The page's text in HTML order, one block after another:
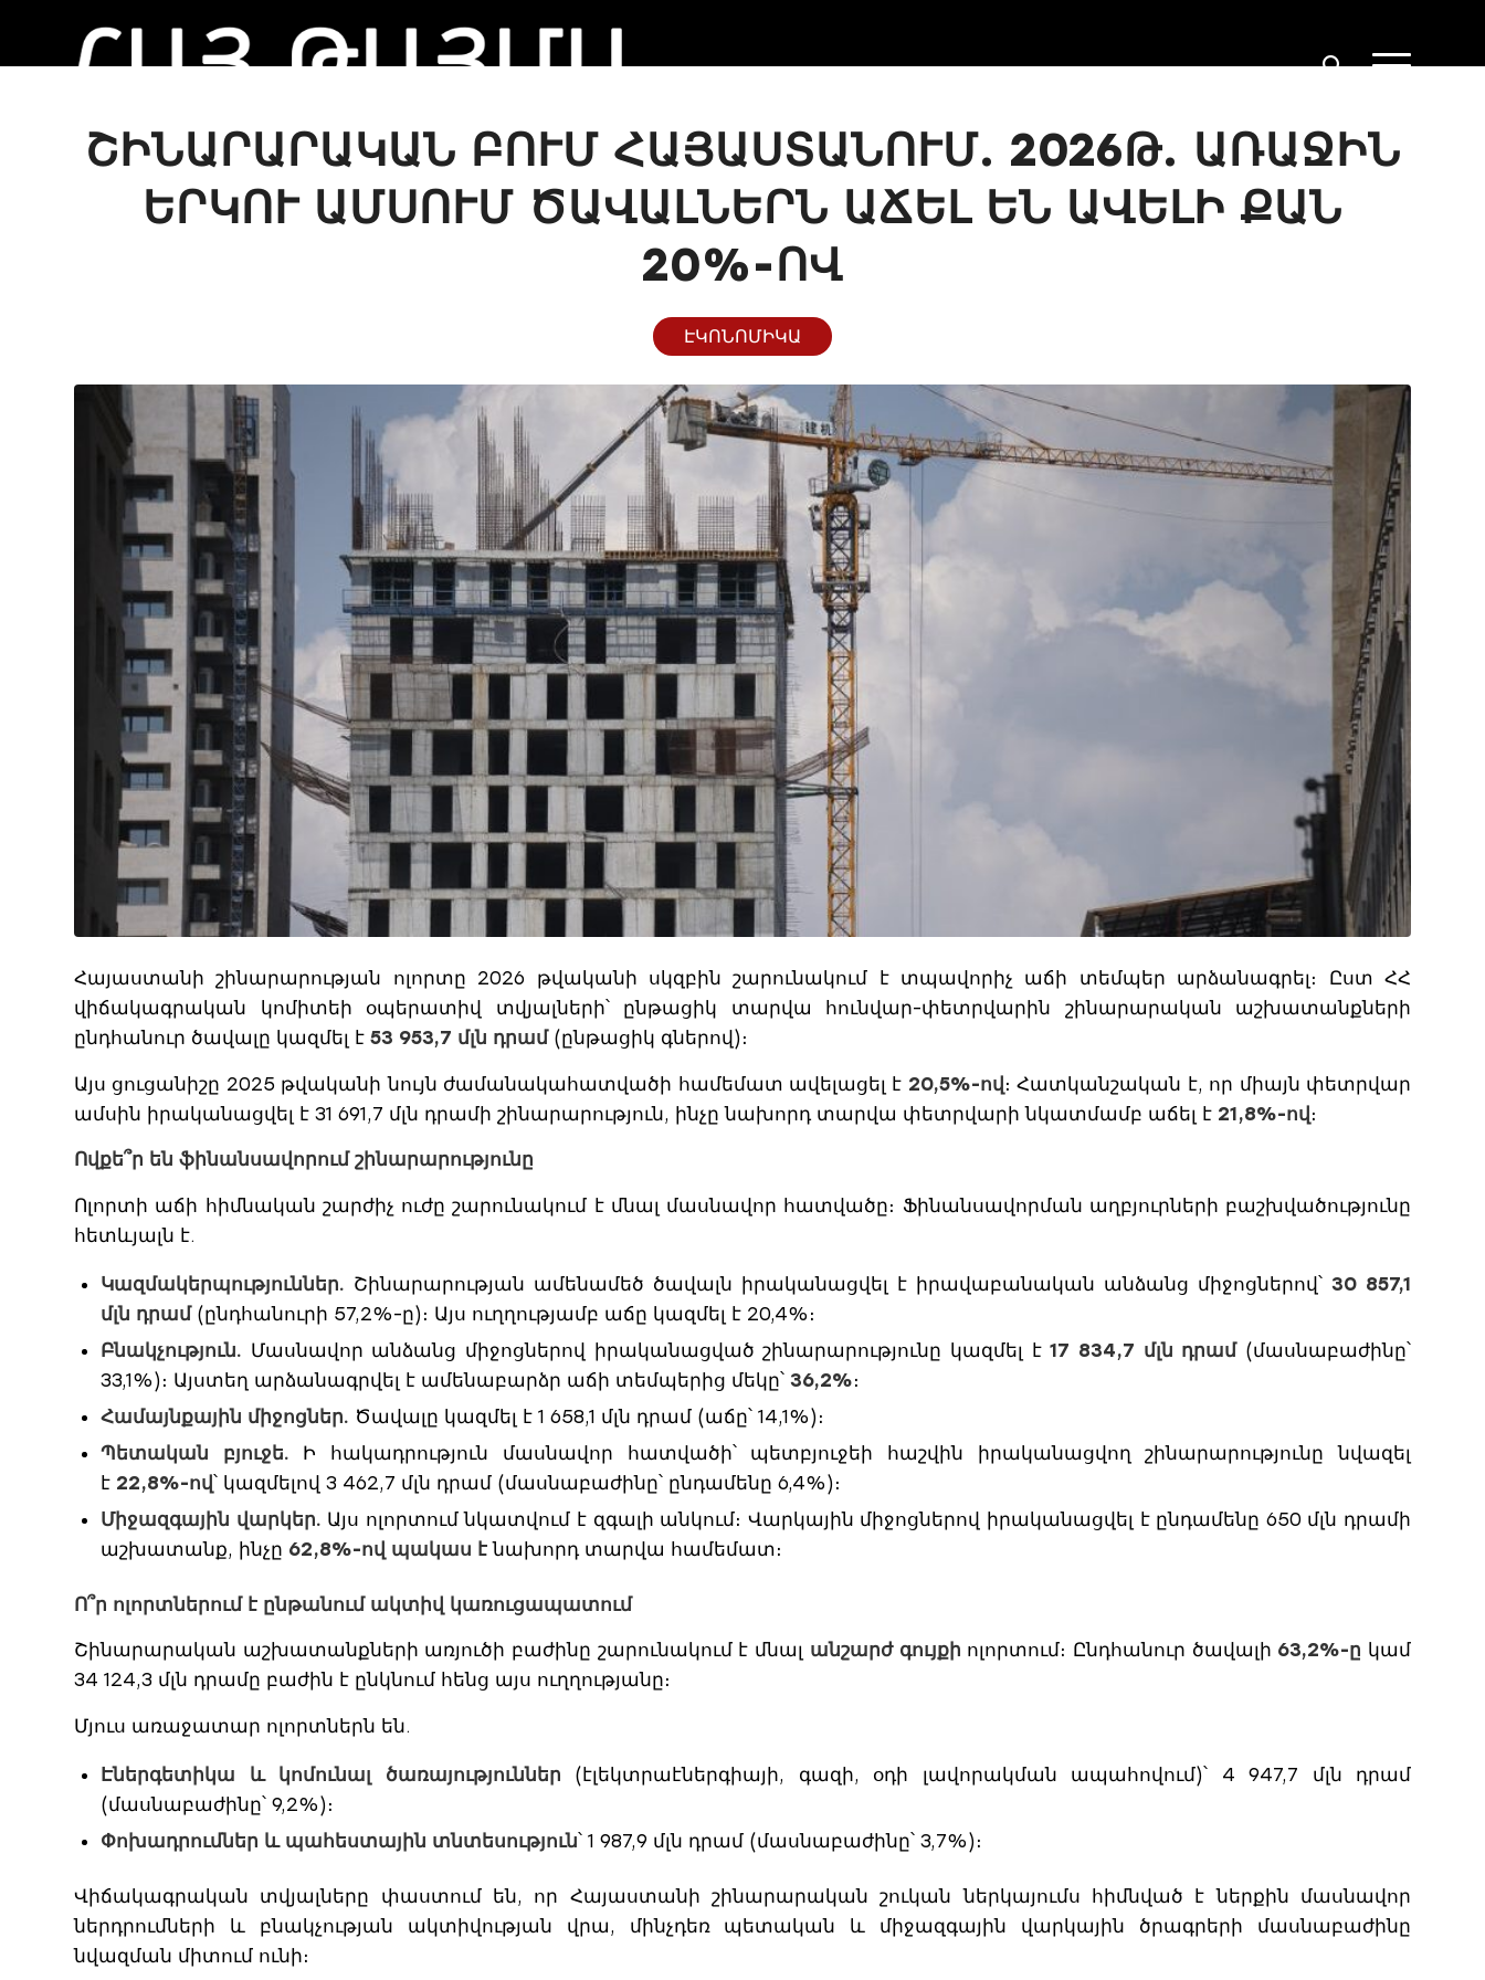
ՇԻՆԱՐԱՐԱԿԱՆ ԲՈՒՄ ՀԱՅԱՍՏԱՆՈՒՄ. 2026Թ. ԱՌԱՋԻՆ
ԵՐԿՈՒ ԱՄՍՈՒՄ ԾԱՎԱԼՆԵՐՆ ԱՃԵԼ ԵՆ ԱՎԵԼԻ ՔԱՆ
20%-ՈՎ
ԷԿՈՆՈՄԻԿԱ
Հայաստանի շինարարության ոլորտը 2026 թվականի սկզբին շարունակում է տպավորիչ աճի տեմպեր արձանագրել։ Ըստ ՀՀ
վիճակագրական կոմիտեի օպերատիվ տվյալների՝ ընթացիկ տարվա հունվար-փետրվարին շինարարական աշխատանքների
ընդհանուր ծավալը կազմել է 53 953,7 մլն դրամ(ընթացիկ գներով)։
Այս ցուցանիշը 2025 թվականի նույն ժամանակահատվածի համեմատ ավելացել է 20,5%-ով։ Հատկանշական է, որ միայն փետրվար
ամսին իրականացվել է 31 691,7 մլն դրամի շինարարություն, ինչը նախորդ տարվա փետրվարի նկատմամբ աճել է 21,8%-ով։
Ովքե՞ր են ֆինանսավորում շինարարությունը
Ոլորտի աճի հիմնական շարժիչ ուժը շարունակում է մնալ մասնավոր հատվածը։ Ֆինանսավորման աղբյուրների բաշխվածությունը
հետևյալն է.
Կազմակերպություններ. Շինարարության ամենամեծ ծավալն իրականացվել է իրավաբանական անձանց միջոցներով՝ 30 857,1
մլն դրամ(ընդհանուրի 57,2%-ը)։ Այս ուղղությամբ աճը կազմել է 20,4%։
Բնակչություն. Մասնավոր անձանց միջոցներով իրականացված շինարարությունը կազմել է17 834,7 մլն դրամ(մասնաբաժինը՝
33,1%)։ Այստեղ արձանագրվել է ամենաբարձր աճի տեմպերից մեկը՝ 36,2%։
Համայնքային միջոցներ. Ծավալը կազմել է 1 658,1 մլն դրամ (աճը՝ 14,1%)։
Պետական բյուջե. Ի հակադրություն մասնավոր հատվածի՝ պետբյուջեի հաշվին իրականացվող շինարարությունը նվազել
է 22,8%-ով ՝ կազմելով 3 462,7 մլն դրամ (մասնաբաժինը՝ ընդամենը 6,4%)։
Միջազգային վարկեր. Այս ոլորտում նկատվում է զգալի անկում։ Վարկային միջոցներով իրականացվել է ընդամենը 650 մլն դրամի
աշխատանք, ինչը 62,8%-ով պակաս է նախորդ տարվա համեմատ։
Ո՞ր ոլորտներում է ընթանում ակտիվ կառուցապատում
Շինարարական աշխատանքների առյուծի բաժինը շարունակում է մնալ անշարժ գույքի ոլորտում։ Ընդհանուր ծավալի 63,2%-ը կամ
34 124,3 մլն դրամը բաժին է ընկնում հենց այս ուղղությանը։
Մյուս առաջատար ոլորտներն են.
Էներգետիկա և կոմունալ ծառայություններ (էլեկտրաէներգիայի, գազի, օդի լավորակման ապահովում)՝ 4 947,7 մլն դրամ
(մասնաբաժինը՝ 9,2%)։
Փոխադրումներ և պահեստային տնտեսություն՝ 1 987,9 մլն դրամ (մասնաբաժինը՝ 3,7%)։
Վիճակագրական տվյալները փաստում են, որ Հայաստանի շինարարական շուկան ներկայումս հիմնված է ներքին մասնավոր
ներդրումների և բնակչության ակտիվության վրա, մինչդեռ պետական և միջազգային վարկային ծրագրերի մասնաբաժինը
նվազման միտում ունի։